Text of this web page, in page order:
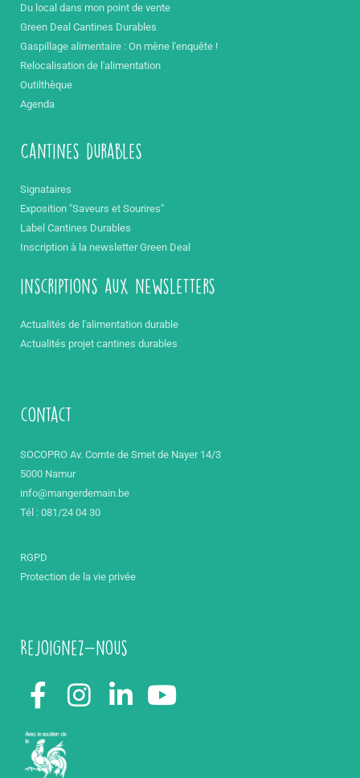
Du local dans mon point de vente
Green Deal Cantines Durables
Gaspillage alimentaire : On mène l'enquête !
Relocalisation de l'alimentation
Outilthèque
Agenda
Cantines durables
Signataires
Exposition "Saveurs et Sourires"
Label Cantines Durables
Inscription à la newsletter Green Deal
inscriptions aux newsletters
Actualités de l'alimentation durable
Actualités projet cantines durables
contact
SOCOPRO Av. Comte de Smet de Nayer 14/3
5000 Namur
info@mangerdemain.be
Tél : 081/24 04 30
RGPD
Protection de la vie privée
Rejoignez-nous